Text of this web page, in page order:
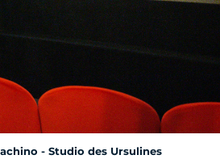
- Studio des Ursulines